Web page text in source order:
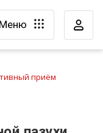
Меню
приём